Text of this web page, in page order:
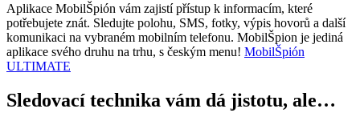
Aplikace MobilŠpión vám zajistí přístup k informacím, které
potřebujete znát. Sledujte polohu, SMS, fotky, výpis hovorů a další
komunikaci na vybraném mobilním telefonu. MobilŠpion je jediná
aplikace svého druhu na trhu, s českým menu! MobilŠpión
ULTIMATE
Sledovací technika vám dá jistotu, ale…